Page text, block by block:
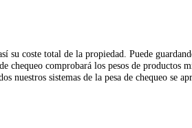
su coste total de la propiedad. Puede
chequeo comprobará los pesos de productos
nuestros sistemas de la pesa de chequeo se